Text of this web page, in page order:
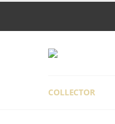
COLLECTOR